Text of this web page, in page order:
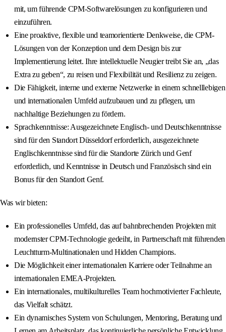
mit, um führende CPM-Softwarelösungen zu konfigurieren und
einzuführen.
Eine proaktive, flexible und teamorientierte Denkweise, die CPM-
Lösungen von der Konzeption und dem Design bis zur
Implementierung leitet. Ihre intellektuelle Neugier treibt Sie an, „das
Extra zu geben“, zu reisen und Flexibilität und Resilienz zu zeigen.
Die Fähigkeit, interne und externe Netzwerke in einem schnelllebigen
und internationalen Umfeld aufzubauen und zu pflegen, um
nachhaltige Beziehungen zu fördern.
Sprachkenntnisse: Ausgezeichnete Englisch- und Deutschkenntnisse
sind für den Standort Düsseldorf erforderlich, ausgezeichnete
Englischkenntnisse sind für die Standorte Zürich und Genf
erforderlich, und Kenntnisse in Deutsch und Französisch sind ein
Bonus für den Standort Genf.
Was wir bieten:
Ein professionelles Umfeld, das auf bahnbrechenden Projekten mit
modernster CPM-Technologie gedeiht, in Partnerschaft mit führenden
Leuchtturm-Multinationalen und Hidden Champions.
Die Möglichkeit einer internationalen Karriere oder Teilnahme an
internationalen EMEA-Projekten.
Ein internationales, multikulturelles Team hochmotivierter Fachleute,
das Vielfalt schätzt.
Ein dynamisches System von Schulungen, Mentoring, Beratung und